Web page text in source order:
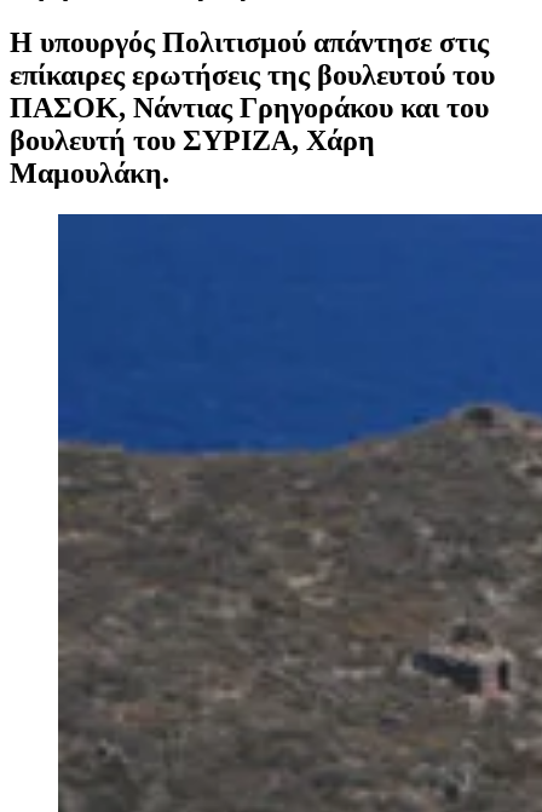
Η υπουργός Πολιτισμού απάντησε στις
επίκαιρες ερωτήσεις της βουλευτού του
ΠΑΣΟΚ, Νάντιας Γρηγοράκου και του
βουλευτή του ΣΥΡΙΖΑ, Χάρη
Μαμουλάκη.